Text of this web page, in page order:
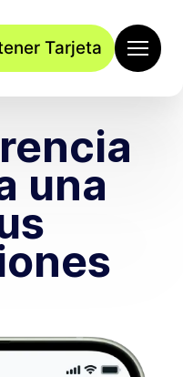
Tarjeta
una